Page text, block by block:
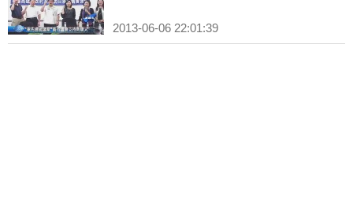
2013-06-06 22:01:39